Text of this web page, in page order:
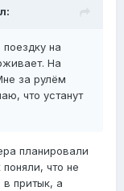
на
На
за рулём
что устанут
планировали
что не
притык, а